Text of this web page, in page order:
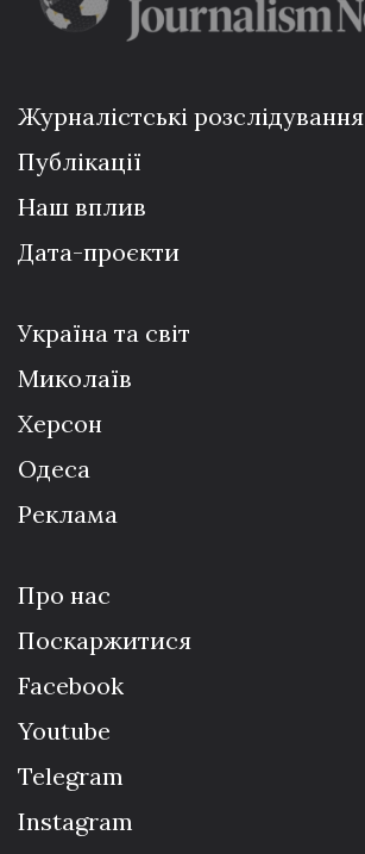
Журналістські розслідування
Публікації
Наш вплив
Дата-проєкти
Україна та світ
Миколаїв
Херсон
Одеса
Реклама
Про нас
Поскаржитися
Facebook
Youtube
Telegram
Instagram